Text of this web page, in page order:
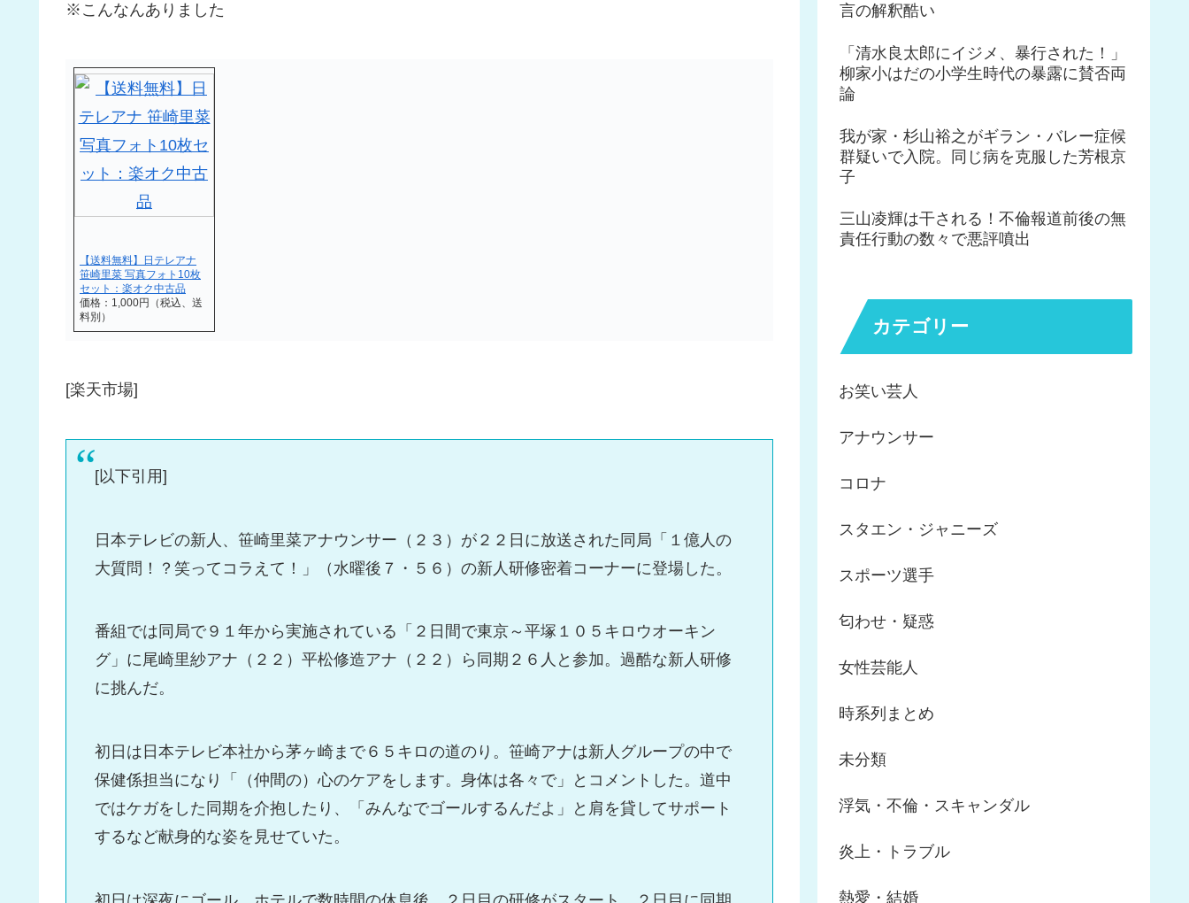
※こんなんありました
【送料無料】日テレアナ
笹崎里菜 写真フォト10枚
セット：楽オク中古品
価格：1,000円（税込、送
料別）
[楽天市場]
[以下引用]
日本テレビの新人、笹崎里菜アナウンサー（２３）が２２日に放送された同局「１億人の
大質問！？笑ってコラえて！」（水曜後７・５６）の新人研修密着コーナーに登場した。
番組では同局で９１年から実施されている「２日間で東京～平塚１０５キロウオーキン
グ」に尾崎里紗アナ（２２）平松修造アナ（２２）ら同期２６人と参加。過酷な新人研修
に挑んだ。
初日は日本テレビ本社から茅ヶ崎まで６５キロの道のり。笹崎アナは新人グループの中で
保健係担当になり「（仲間の）心のケアをします。身体は各々で」とコメントした。道中
ではケガをした同期を介抱したり、「みんなでゴールするんだよ」と肩を貸してサポート
するなど献身的な姿を見せていた。
言の解釈酷い
「清水良太郎にイジメ、暴行された！」
柳家小はだの小学生時代の暴露に賛否両
論
我が家・杉山裕之がギラン・バレー症候
群疑いで入院。同じ病を克服した芳根京
子
三山凌輝は干される！不倫報道前後の無
責任行動の数々で悪評噴出
カテゴリー
お笑い芸人
アナウンサー
コロナ
スタエン・ジャニーズ
スポーツ選手
匂わせ・疑惑
女性芸能人
時系列まとめ
未分類
浮気・不倫・スキャンダル
炎上・トラブル
熱愛・結婚